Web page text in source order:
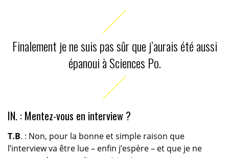
Finalement je ne suis pas sûr que j’aurais été aussi
épanoui à Sciences Po.
IN. : Mentez-vous en interview ?
T.B. : Non, pour la bonne et simple raison que
l’interview va être lue – enfin j’espère – et que je ne